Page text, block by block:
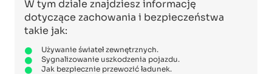
W tym dziale znajdziesz informację
dotyczące zachowania i bezpieczeństwa
takie jak:
Używanie świateł zewnętrznych.
Sygnalizowanie uszkodzenia pojazdu.
Jak bezpiecznie przewozić ładunek.